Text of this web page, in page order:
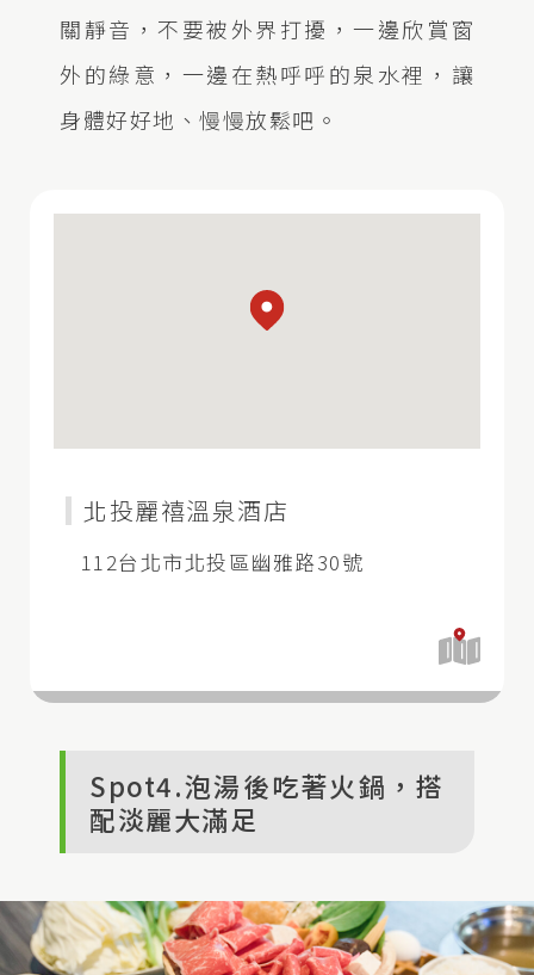
關靜音，不要被外界打擾，一邊欣賞窗
外的綠意，一邊在熱呼呼的泉水裡，讓
身體好好地、慢慢放鬆吧。
北投麗禧溫泉酒店
112台北市北投區幽雅路30號
開
Spot4.泡湯後吃著火鍋，搭
配淡麗大滿足